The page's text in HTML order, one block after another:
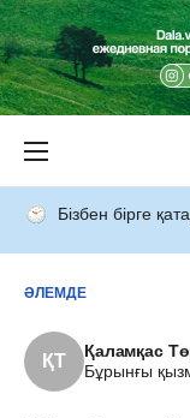
Бізбен бірге
ӘЛЕМДЕ
ҚТ
Қаламқас
Бұрынғы